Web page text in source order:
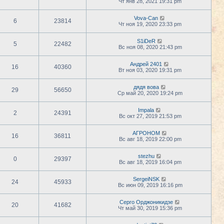
6 23814
Vova-Can
Чт ноя 19, 2020 23:33 pm
5 22482
S1iDeR
Вс ноя 08, 2020 21:43 pm
16 40360
Андрей 2401
Вт ноя 03, 2020 19:31 pm
29 56650
дядя вова
Ср май 20, 2020 19:24 pm
2 24391
Impala
Вс окт 27, 2019 21:53 pm
16 36811
АГРОНОМ
Вс авг 18, 2019 22:00 pm
0 29397
stezhu
Вс авг 18, 2019 16:04 pm
24 45933
SergeiNSK
Вс июн 09, 2019 16:16 pm
20 41682
Серго Орджоникидзе
Чт май 30, 2019 15:36 pm